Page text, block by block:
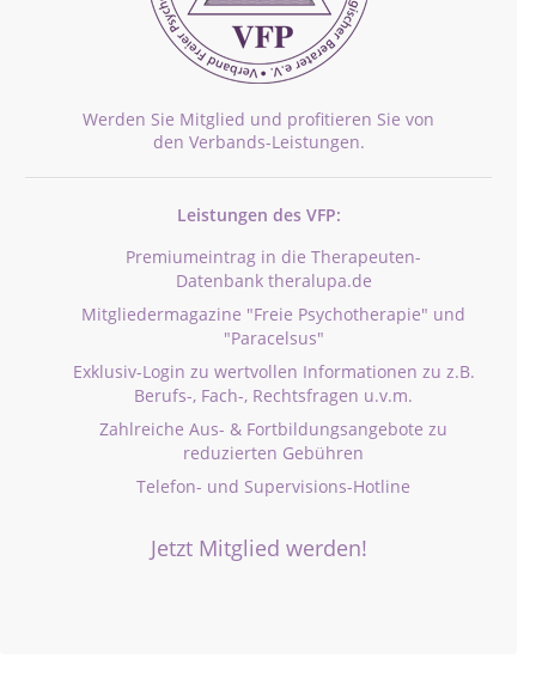
Werden Sie Mitglied und profitieren Sie von
den Verbands-Leistungen.
Leistungen des VFP:
Premiumeintrag in die Therapeuten-
Datenbank theralupa.de
Mitgliedermagazine "Freie Psychotherapie" und
"Paracelsus"
Exklusiv-Login zu wertvollen Informationen zu z.B.
Berufs-, Fach-, Rechtsfragen u.v.m.
Zahlreiche Aus- & Fortbildungsangebote zu
reduzierten Gebühren
Telefon- und Supervisions-Hotline
Jetzt Mitglied werden!